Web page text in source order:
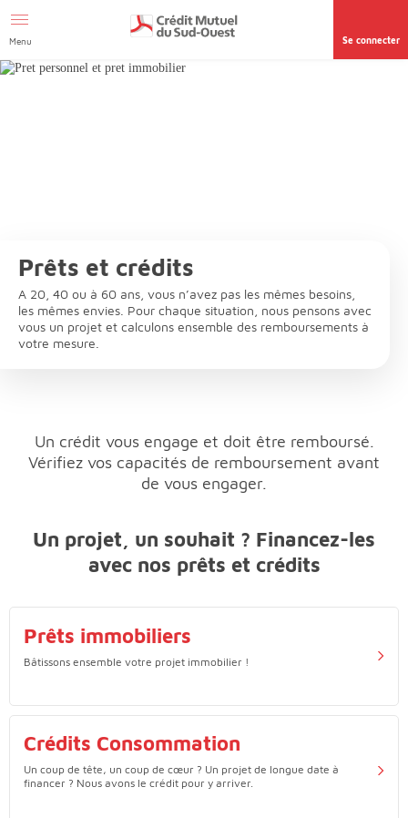
page accessibilité
Menu Se connecter
Prêts et crédits
A 20, 40 ou à 60 ans, vous n’avez pas les mêmes besoins,
les mêmes envies. Pour chaque situation, nous pensons avec
vous un projet et calculons ensemble des remboursements à
votre mesure.
Un crédit vous engage et doit être remboursé.
Vérifiez vos capacités de remboursement avant
de vous engager.
Un projet, un souhait ? Financez-les
avec nos prêts et crédits
Prêts immobiliers
Bâtissons ensemble votre projet immobilier !
Crédits Consommation
Un coup de tête, un coup de cœur ? Un projet de longue date à
financer ? Nous avons le crédit pour y arriver.